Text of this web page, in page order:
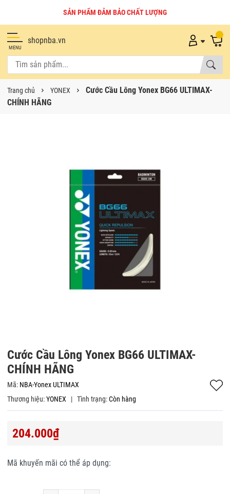
SẢN PHẨM ĐẢM BẢO CHẤT LƯỢNG
MENU
shopnba.vn
Trang chủ YONEX
Cước Cầu Lông Yonex BG66 ULTIMAX-
CHÍNH HÃNG
Cước Cầu Lông Yonex BG66 ULTIMAX-
CHÍNH HÃNG
Mã: NBA-Yonex ULTIMAX
Thương hiệu:YONEX | Tình trạng:Còn hàng
204.000₫
Mã khuyến mãi có thể áp dụng: